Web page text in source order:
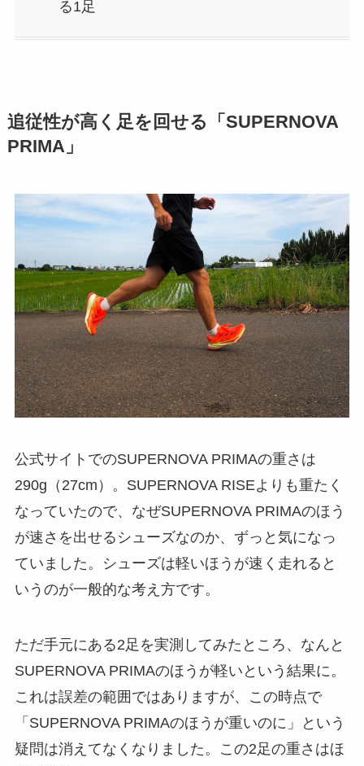
る1足
追従性が高く足を回せる「SUPERNOVA
PRIMA」
公式サイトでのSUPERNOVA PRIMAの重さは
290g（27cm）。SUPERNOVA RISEよりも重たく
なっていたので、なぜSUPERNOVA PRIMAのほう
が速さを出せるシューズなのか、ずっと気になっ
ていました。シューズは軽いほうが速く走れると
いうのが一般的な考え方です。
ただ手元にある2足を実測してみたところ、なんと
SUPERNOVA PRIMAのほうが軽いという結果に。
これは誤差の範囲ではありますが、この時点で
「SUPERNOVA PRIMAのほうが重いのに」という
疑問は消えてなくなりました。この2足の重さはほ